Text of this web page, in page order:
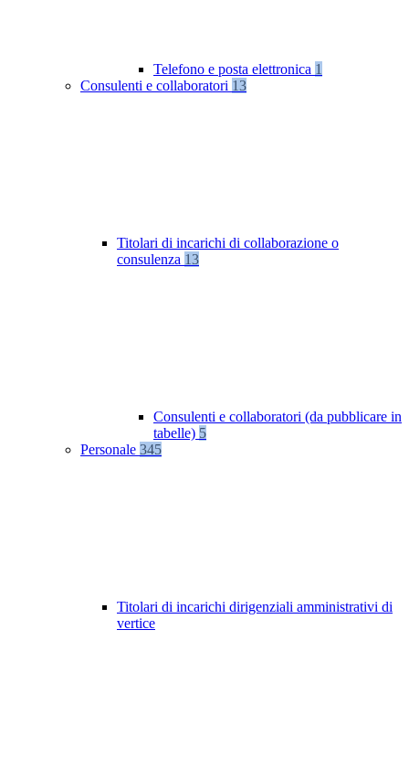
Telefono e posta elettronica 1
Consulenti e collaboratori 13
Titolari di incarichi di collaborazione o
consulenza 13
Consulenti e collaboratori (da pubblicare in
tabelle) 5
Personale 345
Titolari di incarichi dirigenziali amministrativi di
vertice